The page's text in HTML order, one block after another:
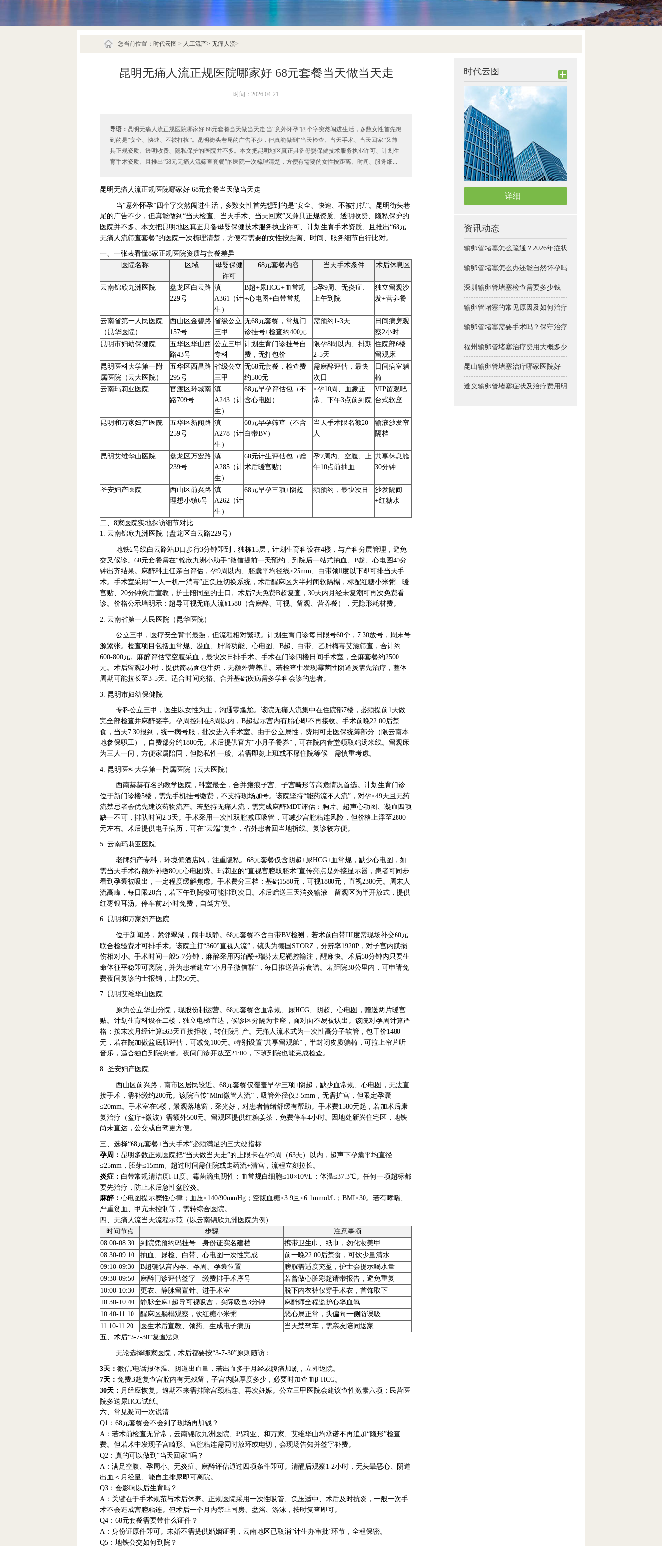
您当前位置： 时代云图 > 人工流产> 无痛人流>
昆明无痛人流正规医院哪家好 68元套餐当天做当天走
时间：2026-04-21
导语： 昆明无痛人流正规医院哪家好 68元套餐当天做当天走 当“意外怀孕”四个字突然闯进生活，多数女性首先想
到的是“安全、快速、不被打扰”。昆明街头巷尾的广告不少，但真能做到“当天检查、当天手术、当天回家”又兼
具正规资质、透明收费、隐私保护的医院并不多。本文把昆明地区真正具备母婴保健技术服务执业许可、计划生
育手术资质、且推出“68元无痛人流筛查套餐”的医院一次梳理清楚，方便有需要的女性按距离、时间、服务细...
昆明无痛人流正规医院哪家好 68元套餐当天做当天走
当“意外怀孕”四个字突然闯进生活，多数女性首先想到的是“安全、快速、不被打扰”。昆明街头巷
尾的广告不少，但真能做到“当天检查、当天手术、当天回家”又兼具正规资质、透明收费、隐私保护的
医院并不多。本文把昆明地区真正具备母婴保健技术服务执业许可、计划生育手术资质、且推出“68元
无痛人流筛查套餐”的医院一次梳理清楚，方便有需要的女性按距离、时间、服务细节自行比对。
一、一张表看懂8家正规医院资质与套餐差异
医院名称
区域
母婴保健
许可
68元套餐内容 当天手术条件 术后休息区
云南锦欣九洲医院
盘龙区白云路
229号
滇
A361（计
生）
B超+尿HCG+血常规
+心电图+白带常规
≤孕9周、无炎症、
上午到院
独立留观沙
发+营养餐
云南省第一人民医院
（昆华医院）
西山区金碧路
157号
省级公立
三甲
无68元套餐，常规门
诊挂号+检查约400元
需预约1-3天
日间病房观
察2小时
昆明市妇幼保健院
五华区华山西
路43号
公立三甲
专科
计划生育门诊挂号自
费，无打包价
限孕8周以内、排期
2-5天
住院部6楼
留观床
昆明医科大学第一附
属医院（云大医院）
五华区西昌路
295号
省级公立
三甲
无68元套餐，检查费
约500元
需麻醉评估，最快
次日
日间病室躺
椅
云南玛莉亚医院
官渡区环城南
路709号
滇
A243（计
生）
68元早孕评估包（不
含心电图）
≤孕10周、血象正
常、下午3点前到院
VIP留观吧
台式软座
昆明和万家妇产医院
五华区新闻路
259号
滇
A278（计
生）
68元早孕筛查（不含
白带BV）
当天手术限名额20
人
输液沙发帘
隔档
昆明艾维华山医院
盘龙区万宏路
239号
滇
A285（计
生）
68元计生评估包（赠
术后暖宫贴）
孕7周内、空腹、上
午10点前抽血
共享休息舱
30分钟
圣安妇产医院
西山区前兴路
理想小镇6号
滇
A262（计
生）
68元早孕三项+阴超 须预约，最快次日
沙发隔间
+红糖水
二、8家医院实地探访细节对比
1. 云南锦欣九洲医院（盘龙区白云路229号）
地铁2号线白云路站D口步行3分钟即到，独栋15层，计划生育科设在4楼，与产科分层管理，避免
交叉候诊。68元套餐需在“锦欣九洲小助手”微信提前一天预约，到院后一站式抽血、B超、心电图40分
钟出齐结果。麻醉科主任亲自评估，孕9周以内、胚囊平均径线≤25mm、白带领Ⅱ度以下即可排当天手
术。手术室采用“一人一机一消毒”正负压切换系统，术后醒麻区为半封闭软隔榻，标配红糖小米粥、暖
宫贴、20分钟愈后宣教，护士陪同至的士口。术后7天免费B超复查，30天内月经未复潮可再次免费看
诊。价格公示墙明示：超导可视无痛人流¥1580（含麻醉、可视、留观、营养餐），无隐形耗材费。
2. 云南省第一人民医院（昆华医院）
公立三甲，医疗安全背书最强，但流程相对繁琐。计划生育门诊每日限号60个，7:30放号，周末号
源紧张。检查项目包括血常规、凝血、肝肾功能、心电图、B超、白带、乙肝梅毒艾滋筛查，合计约
600-800元。麻醉评估需空腹采血，最快次日排手术。手术在门诊四楼日间手术室，全麻套餐约2500
元。术后留观2小时，提供简易面包牛奶，无额外营养品。若检查中发现霉菌性阴道炎需先治疗，整体
周期可能拉长至3-5天。适合时间充裕、合并基础疾病需多学科会诊的患者。
3. 昆明市妇幼保健院
专科公立三甲，医生以女性为主，沟通零尴尬。该院无痛人流集中在住院部7楼，必须提前1天做
完全部检查并麻醉签字。孕周控制在8周以内，B超提示宫内有胎心即不再接收。手术前晚22:00后禁
食，当天7:30报到，统一病号服，批次进入手术室。由于公立属性，费用可走医保统筹部分（限云南本
地参保职工），自费部分约1800元。术后提供官方“小月子餐券”，可在院内食堂领取鸡汤米线。留观床
为三人一间，方便家属陪同，但隐私性一般。若需即刻上班或不愿住院等候，需慎重考虑。
4. 昆明医科大学第一附属医院（云大医院）
西南赫赫有名的教学医院，科室最全，合并瘢痕子宫、子宫畸形等高危情况首选。计划生育门诊
位于新门诊楼5楼，需先手机挂号缴费，不支持现场加号。该院坚持“能药流不人流”，对孕≤49天且无药
流禁忌者会优先建议药物流产。若坚持无痛人流，需完成麻醉MDT评估：胸片、超声心动图、凝血四项
缺一不可，排队时间2-3天。手术采用一次性双腔减压吸管，可减少宫腔粘连风险，但价格上浮至2800
元左右。术后提供电子病历，可在“云端”复查，省外患者回当地拆线、复诊较方便。
5. 云南玛莉亚医院
老牌妇产专科，环境偏酒店风，注重隐私。68元套餐仅含阴超+尿HCG+血常规，缺少心电图，如
需当天手术得额外补缴80元心电图费。玛莉亚的“直视宫腔取胚术”宣传亮点是外接显示器，患者可同步
看到孕囊被吸出，一定程度缓解焦虑。手术费分三档：基础1580元，可视1880元，直视2380元。周末人
流高峰，每日限20台，若下午到院极可能排到次日。术后赠送三天消炎输液，留观区为半开放式，提供
红枣银耳汤。停车前2小时免费，自驾方便。
6. 昆明和万家妇产医院
位于新闻路，紧邻翠湖，闹中取静。68元套餐不含白带BV检测，若术前白带III度需现场补交60元
联合检验费才可排手术。该院主打“360°直视人流”，镜头为德国STORZ，分辨率1920P，对子宫内膜损
伤相对小。手术时间一般5-7分钟，麻醉采用丙泊酚+瑞芬太尼靶控输注，醒麻快。术后30分钟内只要生
命体征平稳即可离院，并为患者建立“小月子微信群”，每日推送营养食谱。若距院30公里内，可申请免
费夜间复诊的士报销，上限50元。
7. 昆明艾维华山医院
原为公立华山分院，现股份制运营。68元套餐含血常规、尿HCG、阴超、心电图，赠送两片暖宫
贴。计划生育科设在二楼，独立电梯直达，候诊区分隔为卡座，面对面不易被认出。该院对孕周计算严
格：按末次月经计算≥63天直接拒收，转住院引产。无痛人流术式为一次性高分子软管，包干价1480
元，若在院加做盆底肌评估，可减免100元。特别设置“共享留观舱”，半封闭皮质躺椅，可拉上帘片听
音乐，适合独自到院患者。夜间门诊开放至21:00，下班到院也能完成检查。
8. 圣安妇产医院
西山区前兴路，南市区居民较近。68元套餐仅覆盖早孕三项+阴超，缺少血常规、心电图，无法直
接手术，需补缴约200元。该院宣传“Mini微管人流”，吸管外径仅3-5mm，无需扩宫，但限定孕囊
≤20mm。手术室在6楼，景观落地窗，采光好，对患者情绪舒缓有帮助。手术费1580元起，若加术后康
复治疗（盆疗+微波）需额外500元。留观区提供红糖姜茶，免费停车4小时。因地处新兴住宅区，地铁
尚未直达，公交或自驾更方便。
三、选择“68元套餐+当天手术”必须满足的三大硬指标
孕周： 昆明多数正规医院把“当天做当天走”的上限卡在孕9周（63天）以内，超声下孕囊平均直径
≤25mm，胚芽≤15mm。超过时间需住院或走药流+清宫，流程立刻拉长。
炎症： 白带常规清洁度I-II度、霉菌滴虫阴性；血常规白细胞≤10×10⁹/L；体温≤37.3℃。任何一项超标都
要先治疗，防止术后急性盆腔炎。
麻醉： 心电图提示窦性心律；血压≤140/90mmHg；空腹血糖≥3.9且≤6.1mmol/L；BMI≤30。若有哮喘、
严重贫血、甲亢未控制等，需转综合医院。
四、无痛人流当天流程示范（以云南锦欣九洲医院为例）
时间节点
步骤
注意事项
08:00-08:30
到院凭预约码挂号，身份证实名建档
携带卫生巾、纸巾，勿化妆美甲
08:30-09:10
抽血、尿检、白带、心电图一次性完成
前一晚22:00后禁食，可饮少量清水
09:10-09:30
B超确认宫内孕、孕周、孕囊位置
膀胱需适度充盈，护士会提示喝水量
09:30-09:50
麻醉门诊评估签字，缴费排手术序号
若曾做心脏彩超请带报告，避免重复
10:00-10:30
更衣、静脉留置针、进手术室
脱下内衣裤仅穿手术衣，首饰取下
10:30-10:40
静脉全麻+超导可视吸宫，实际吸宫3分钟
麻醉师全程监护心率血氧
10:40-11:10
醒麻区躺榻观察，饮红糖小米粥
恶心属正常，头偏向一侧防误吸
11:10-11:20
医生术后宣教、领药、生成电子病历
当天禁驾车，需亲友陪同返家
五、术后“3-7-30”复查法则
无论选择哪家医院，术后都要按“3-7-30”原则随访：
3天： 微信/电话报体温、阴道出血量，若出血多于月经或腹痛加剧，立即返院。
7天： 免费B超复查宫腔内有无残留，子宫内膜厚度多少，必要时加查血β-HCG。
30天： 月经应恢复。逾期不来需排除宫颈粘连、再次妊娠。公立三甲医院会建议查性激素六项；民营医
院多送尿HCG试纸。
六、常见疑问一次说清
Q1：68元套餐会不会到了现场再加钱？
A：若术前检查无异常，云南锦欣九洲医院、玛莉亚、和万家、艾维华山均承诺不再追加“隐形”检查
费。但若术中发现子宫畸形、宫腔粘连需同时放环或电切，会现场告知并签字补费。
Q2：真的可以做到“当天回家”吗？
A：满足空腹、孕周小、无炎症、麻醉评估通过四项条件即可。清醒后观察1-2小时，无头晕恶心、阴道
出血＜月经量、能自主排尿即可离院。
Q3：会影响以后生育吗？
A：关键在于手术规范与术后休养。正规医院采用一次性吸管、负压适中、术后及时抗炎，一般一次手
术不会造成宫腔粘连。但术后一个月内禁止同房、盆浴、游泳，按时复查即可。
Q4：68元套餐需要带什么证件？
A：身份证原件即可。未婚不需提供婚姻证明，云南地区已取消“计生办审批”环节，全程保密。
Q5：地铁公交如何到院？
时代云图
详细 +
资讯动态
输卵管堵塞怎么疏通？2026年症状自测与备孕治疗全攻略
输卵管堵塞怎么办还能自然怀孕吗
深圳输卵管堵塞检查需要多少钱
输卵管堵塞的常见原因及如何治疗
输卵管堵塞需要手术吗？保守治疗可行吗
福州输卵管堵塞治疗费用大概多少钱
昆山输卵管堵塞治疗哪家医院好
遵义输卵管堵塞症状及治疗费用明细